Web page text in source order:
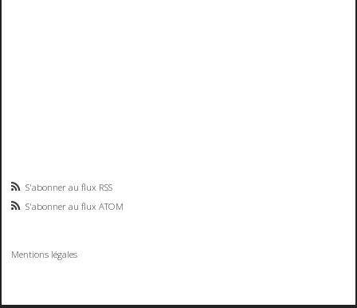
S'abonner au flux RSS
S'abonner au flux ATOM
Mentions légales